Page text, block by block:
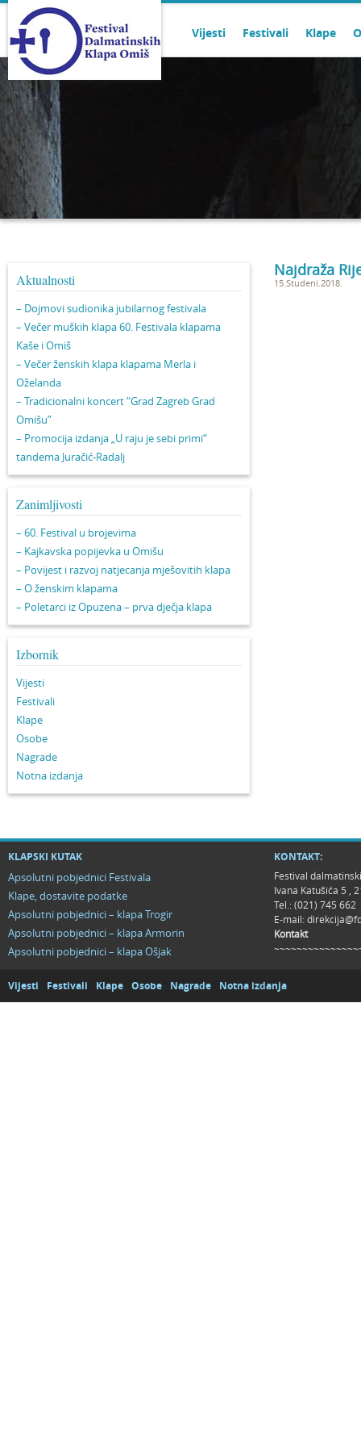
Vijesti Festivali Klape
Aktualnosti
– Dojmovi sudionika jubilarnog festivala
– Večer muških klapa 60. Festivala klapama
Kaše i Omiš
– Večer ženskih klapa klapama Merla i
Oželanda
– Tradicionalni koncert “Grad Zagreb Grad
Omišu”
– Promocija izdanja „U raju je sebi primi“
tandema Juračić-Radalj
Zanimljivosti
– 60. Festival u brojevima
– Kajkavska popijevka u Omišu
– Povijest i razvoj natjecanja mješovitih klapa
– O ženskim klapama
– Poletarci iz Opuzena – prva dječja klapa
Izbornik
Vijesti
Festivali
Klape
Osobe
Nagrade
Notna izdanja
Najdraža
15.Studeni.2018.
KLAPSKI KUTAK
Apsolutni pobjednici Festivala
Klape, dostavite podatke
Apsolutni pobjednici – klapa Trogir
Apsolutni pobjednici – klapa Armorin
Apsolutni pobjednici – klapa Ošjak
KONTAKT:
Festival
Ivana Katušića 5 ,
Tel.: (021) 745 662
E-mail:
Kontakt
Vijesti Festivali Klape Osobe Nagrade Notna izdanja